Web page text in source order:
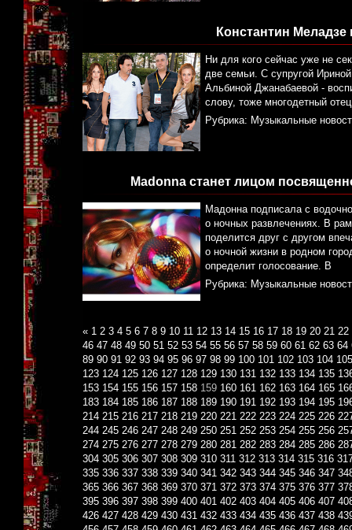
Константин
Ни для кого сейчас уже не
две семьи. С супругой
Альбиной Джанабаевой -
слову, тоже многодетный
Рубрика: Музыкальные
Madonna станет лицом
Мадонна подписала с
о ночных развлечениях. В
поделится друг с другом
о ночной жизни в родном
определит голосование. В
Рубрика: Музыкальные
« 1 2 3 4 5 6 7 8 9 10 11 12 13 14 15 16 17 18 19 20 21 22
46 47 48 49 50 51 52 53 54 55 56 57 58 59 60 61 62 63 64
89 90 91 92 93 94 95 96 97 98 99 100 101 102 103 104 105
123 124 125 126 127 128 129 130 131 132 133 134 135
153 154 155 156 157 158 159 160 161 162 163 164 165
183 184 185 186 187 188 189 190 191 192 193 194 195
214 215 216 217 218 219 220 221 222 223 224 225 226
244 245 246 247 248 249 250 251 252 253 254 255 256
274 275 276 277 278 279 280 281 282 283 284 285 286
304 305 306 307 308 309 310 311 312 313 314 315 316
335 336 337 338 339 340 341 342 343 344 345 346 347
365 366 367 368 369 370 371 372 373 374 375 376 377
395 396 397 398 399 400 401 402 403 404 405 406 407
426 427 428 429 430 431 432 433 434 435 436 437 438